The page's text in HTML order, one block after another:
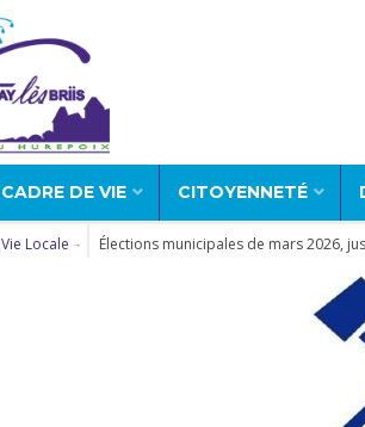
CADRE DE VIE CITOYENNETÉ
Vie Locale Élections municipales de mars 2026,